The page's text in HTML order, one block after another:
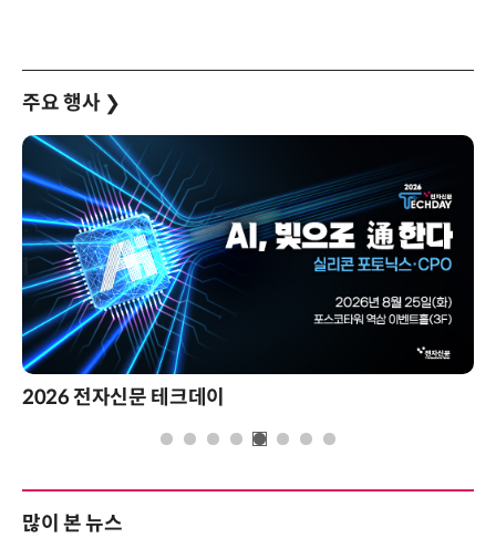
주요 행사 ❯
2026 전자신문 테크데이
많이 본 뉴스